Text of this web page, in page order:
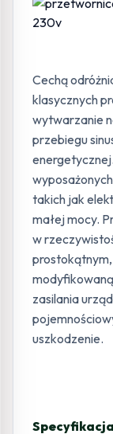
Cechą
klasycznych
wytwarzanie
przebiegu
takich jak
małej mocy.
w
prostokątnym,
zasilania
uszkodzenie.